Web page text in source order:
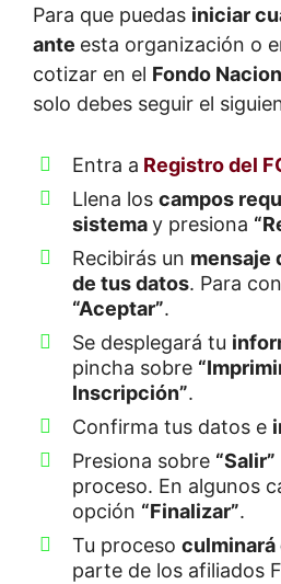
Para que puedas iniciar
ante esta organización o
cotizar en el Fondo
solo debes seguir el
Entra a Registro del
Llena los campos
sistemay presiona
Recibirás un mensaje
de tus datos. Para
“Aceptar”.
Se desplegará tu
pincha sobre
Inscripción”.
Confirma tus datos e
Presiona sobre “Salir”
proceso. En algunos
opción “Finalizar”.
Tu proceso
parte de los afiliados